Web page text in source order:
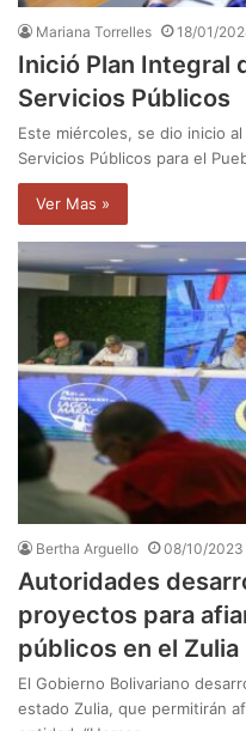
Mariana Torrelles 18/01/
Inició Plan Integral
Servicios Públicos
Este miércoles, se dio inicio
Servicios Públicos para el
Ver Mas »
Bertha Arguello 08/10/2023
Autoridades
proyectos para
públicos en el Zulia
El Gobierno Bolivariano
estado Zulia, que permitirán